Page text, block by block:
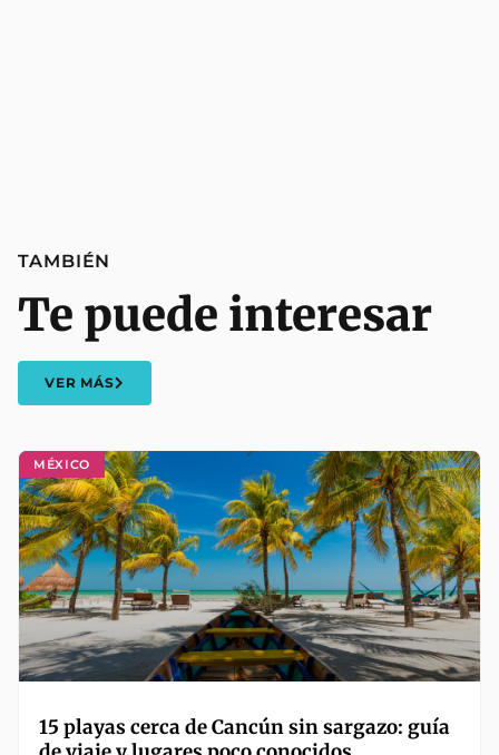
MÉXICO
15 playas cerca de Cancún sin sargazo: guía
TAMBIÉN
Te puede interesar
VER MÁS